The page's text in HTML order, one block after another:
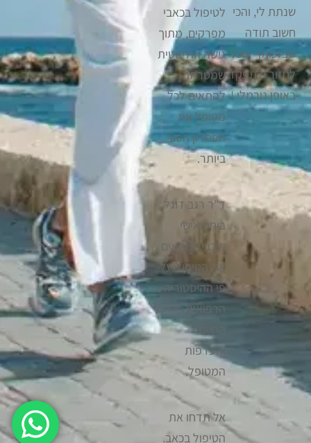
שנתת לי, והכי
חשוב תודה
שבזכותך אוכל
לחזור ולתפקד
באופן נורמלי !
לטיפול בכאבי
מפרקים, מתוך
גישה הוליסטית
שמטרתה
להתאים לכל
מטופל את
הפתרון הטוב
ביותר.
ד"ר רגב דוגל
ביחס אישי
ולבבי, ומתאים
את הטיפול על
פי ההיסטוריה
הרפואית, אורח
החיים
והעדפות
המטופל.
אל תדחו את
הטיפול בכאב.